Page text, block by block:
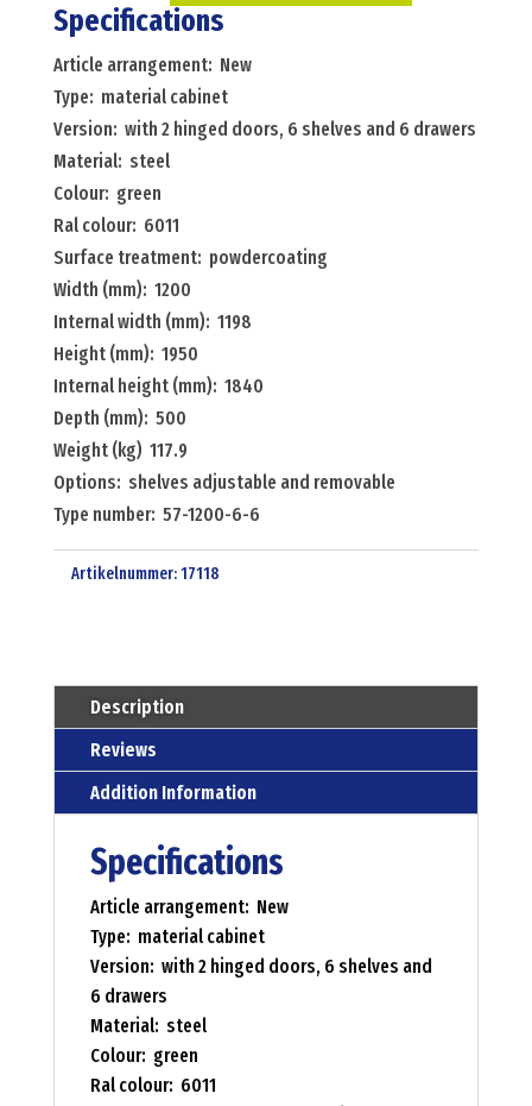
cabinet
with
2
hinged
doors,
6
shelves
and
6
drawers
Menge
Specifications
Article arrangement: New
Type: material cabinet
Version: with 2 hinged doors, 6 shelves and 6 drawers
Material: steel
Colour: green
Ral colour: 6011
Surface treatment: powdercoating
Width (mm): 1200
Internal width (mm): 1198
Height (mm): 1950
Internal height (mm): 1840
Depth (mm): 500
Weight (kg) 117.9
Options: shelves adjustable and removable
Type number: 57-1200-6-6
Artikelnummer:17118
Description
Reviews
Addition Information
Specifications
Article arrangement: New
Type: material cabinet
Version: with 2 hinged doors, 6 shelves and
6 drawers
Material: steel
Colour: green
Ral colour: 6011